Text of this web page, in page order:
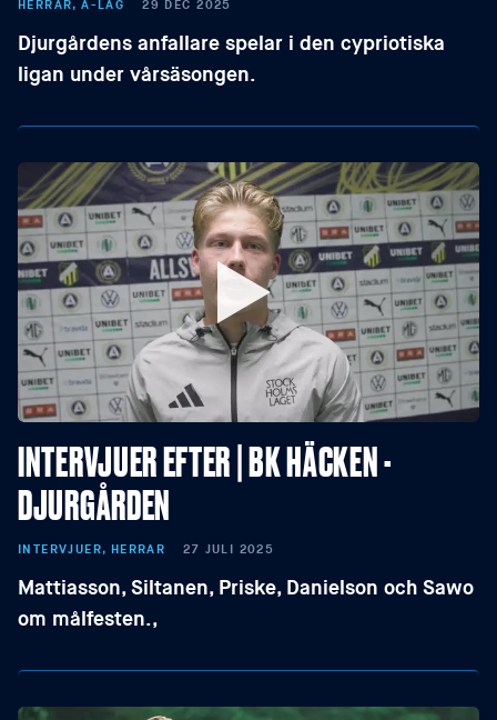
HERRAR, A-LAG 29 DEC 2025
Djurgårdens anfallare spelar i den cypriotiska
ligan under vårsäsongen.
INTERVJUER EFTER | BK HÄCKEN -
DJURGÅRDEN
INTERVJUER, HERRAR 27 JULI 2025
Mattiasson, Siltanen, Priske, Danielson och Sawo
om målfesten.,